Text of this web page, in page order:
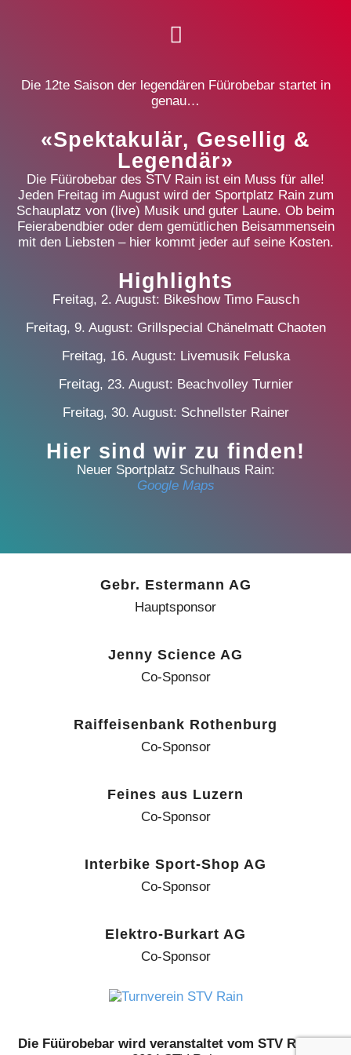
Die 12te Saison der legendären Füürobebar startet in
genau…
«Spektakulär, Gesellig &
Legendär»
Die Füürobebar des STV Rain ist ein Muss für alle!
Jeden Freitag im August wird der Sportplatz Rain zum
Schauplatz von (live) Musik und guter Laune. Ob beim
Feierabendbier oder dem gemütlichen Beisammensein
mit den Liebsten – hier kommt jeder auf seine Kosten.
Highlights
Freitag, 2. August: Bikeshow Timo Fausch
Freitag, 9. August: Grillspecial Chänelmatt Chaoten
Freitag, 16. August: Livemusik Feluska
Freitag, 23. August: Beachvolley Turnier
Freitag, 30. August: Schnellster Rainer
Hier sind wir zu finden!
Neuer Sportplatz Schulhaus Rain:
Google Maps
Gebr. Estermann AG
Hauptsponsor
Jenny Science AG
Co-Sponsor
Raiffeisenbank Rothenburg
Co-Sponsor
Feines aus Luzern
Co-Sponsor
Interbike Sport-Shop AG
Co-Sponsor
Elektro-Burkart AG
Co-Sponsor
Die Füürobebar wird veranstaltet vom STV Rain.